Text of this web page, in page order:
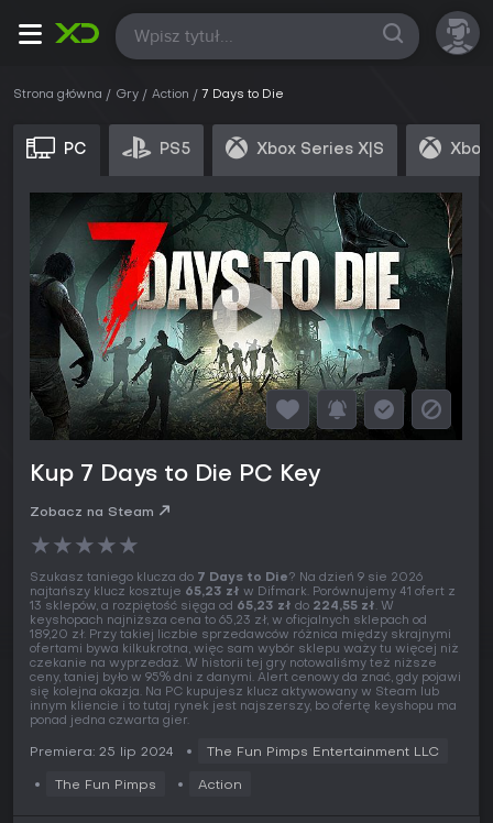
Wszystkie
Strona główna Gry Action 7 Days to Die
PC PS5 Xbox Series X|S
Kup 7 Days to Die PC Key
Zobacz na Steam
★★★★★
Szukasz taniego klucza do 7 Days to Die? Na dzień 9 sie 2026
najtańszy klucz kosztuje 65,23 zł w Difmark. Porównujemy 41 ofert z
13 sklepów, a rozpiętość sięga od 65,23 zł do 224,55 zł. W
keyshopach najniższa cena to 65,23 zł, w oficjalnych sklepach od
189,20 zł. Przy takiej liczbie sprzedawców różnica między skrajnymi
ofertami bywa kilkukrotna, więc sam wybór sklepu waży tu więcej niż
czekanie na wyprzedaż. W historii tej gry notowaliśmy też niższe
ceny, taniej było w 95% dni z danymi. Alert cenowy da znać, gdy pojawi
się kolejna okazja. Na PC kupujesz klucz aktywowany w Steam lub
innym kliencie i to tutaj rynek jest najszerszy, bo ofertę keyshopu ma
ponad jedna czwarta gier.
Premiera: 25 lip 2024 The Fun Pimps Entertainment LLC
The Fun Pimps Action